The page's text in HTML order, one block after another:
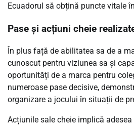
Ecuadorul să obțină puncte vitale
Pase și acțiuni cheie
În plus față de abilitatea sa de a
cunoscut pentru viziunea sa și
oportunități de a marca pentru
numeroase pase decisive,
organizare a jocului în situații de
Acțiunile sale cheie implică